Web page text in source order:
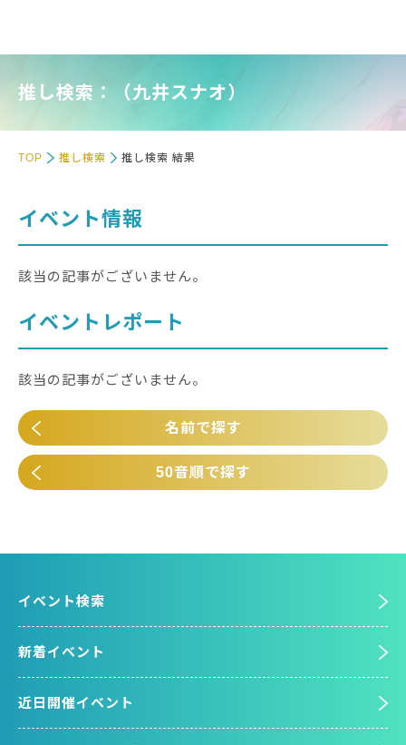
推し検索：（九井スナオ）
TOP 推し検索 推し検索 結果
イベント情報
該当の記事がございません。
イベントレポート
該当の記事がございません。
名前で探す
50音順で探す
イベント検索
新着イベント
近日開催イベント